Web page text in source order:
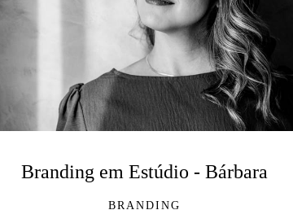
Branding em Estúdio - Bárbara
BRANDING